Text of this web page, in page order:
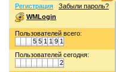
Регистрация
Забыли пароль?
WMLogin
Пользователей всего:
5 5 1 1 9 1
Пользователей сегодня:
2